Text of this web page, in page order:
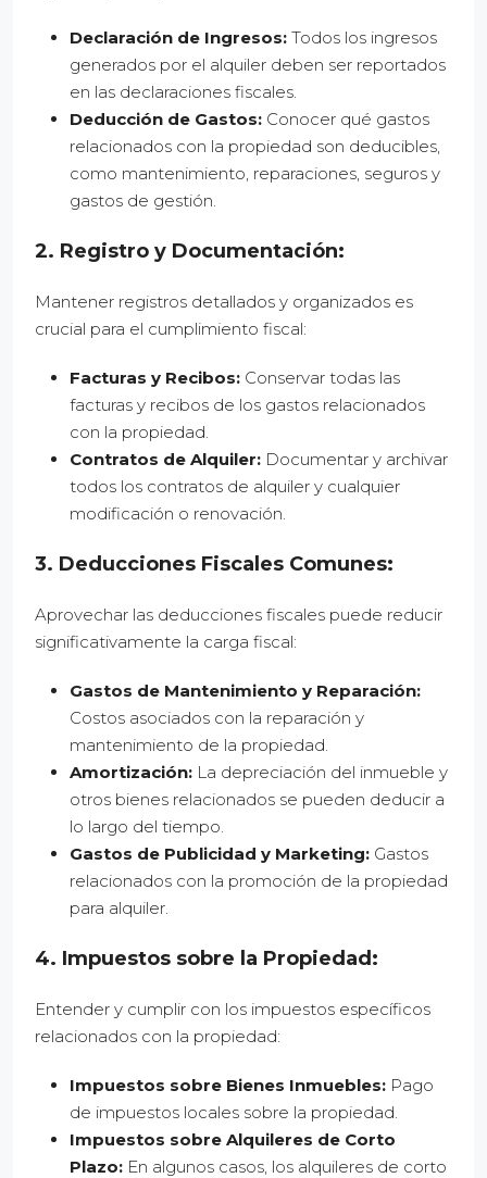
Declaración de Ingresos: Todos los ingresos
generados por el alquiler deben ser reportados
en las declaraciones fiscales.
Deducción de Gastos: Conocer qué gastos
relacionados con la propiedad son deducibles,
como mantenimiento, reparaciones, seguros y
gastos de gestión.
2. Registro y Documentación:
Mantener registros detallados y organizados es
crucial para el cumplimiento fiscal:
Facturas y Recibos: Conservar todas las
facturas y recibos de los gastos relacionados
con la propiedad.
Contratos de Alquiler: Documentar y archivar
todos los contratos de alquiler y cualquier
modificación o renovación.
3. Deducciones Fiscales Comunes:
Aprovechar las deducciones fiscales puede reducir
significativamente la carga fiscal:
Gastos de Mantenimiento y Reparación:
Costos asociados con la reparación y
mantenimiento de la propiedad.
Amortización: La depreciación del inmueble y
otros bienes relacionados se pueden deducir a
lo largo del tiempo.
Gastos de Publicidad y Marketing: Gastos
relacionados con la promoción de la propiedad
para alquiler.
4. Impuestos sobre la Propiedad:
Entender y cumplir con los impuestos específicos
relacionados con la propiedad:
Impuestos sobre Bienes Inmuebles: Pago
de impuestos locales sobre la propiedad.
Impuestos sobre Alquileres de Corto
Plazo: En algunos casos, los alquileres de corto